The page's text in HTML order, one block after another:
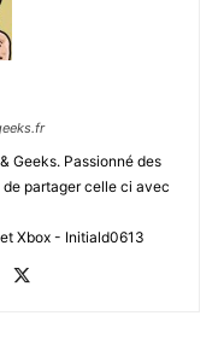
Geeks. Passionné des
partager celle ci avec
Xbox - Initiald0613